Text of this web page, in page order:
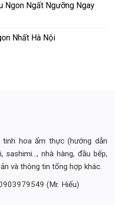
Ngon Ngất Ngưỡng Ngay
Nhất Hà Nội
tinh hoa ẩm thực (hướng dẫn
nhà hàng, đầu bếp,
và thông tin tổng hợp khác.
(Mr. Hiếu)